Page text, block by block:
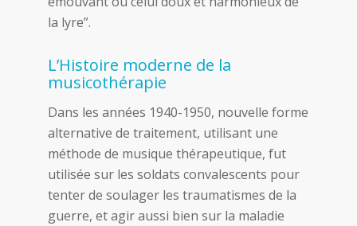
la lyre”.
L’Histoire moderne de la
musicothérapie
Dans les années 1940-1950, nouvelle forme
alternative de traitement, utilisant une
méthode de musique thérapeutique, fut
utilisée sur les soldats convalescents pour
tenter de soulager les traumatismes de la
guerre, et agir aussi bien sur la maladie